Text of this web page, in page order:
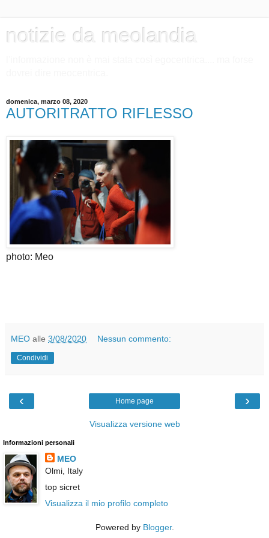
notizie da meolandia
domenica, marzo 08, 2020
AUTORITRATTO RIFLESSO
photo: Meo
MEO alle 3/08/2020 Nessun commento:
Condividi
‹ ›
Home page
Visualizza versione web
Informazioni personali
MEO
Olmi, Italy
top sicret
Visualizza il mio profilo completo
Powered by Blogger.